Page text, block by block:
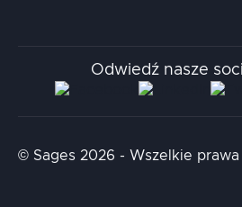
Aidapta
AI & NLP Day
Odwiedź nasze
© Sages 2026 - Wszelkie prawa